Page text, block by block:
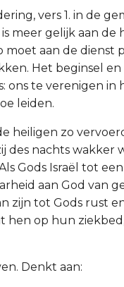
vers 1. in de
meer gelijk aan de
aan de dienst
Het beginsel
ons te verenigen in
leiden.
heiligen zo
des nachts wakker
Gods Israël tot
aan God van
zijn tot Gods rust
hen op hun
Denkt aan: